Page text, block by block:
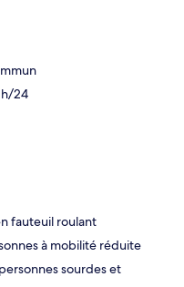
h/24
fauteuil roulant
à mobilité réduite
sourdes et